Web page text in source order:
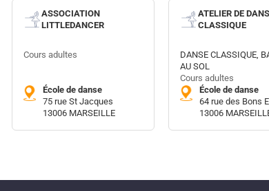
ASSOCIATION
LITTLEDANCER
Cours adultes
École de danse
75 rue St Jacques
13006 MARSEILLE
ATELIER DE
CLASSIQUE
DANSE CLASSIQUE,
AU SOL
Cours adultes
École de danse
64 rue des Bons
13006